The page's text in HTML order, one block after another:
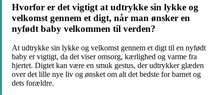
Hvorfor er det vigtigt at udtrykke sin lykke og
velkomst gennem et digt, når man ønsker en
nyfødt baby velkommen til verden?
At udtrykke sin lykke og velkomst gennem et digt til en nyfødt
baby er vigtigt, da det viser omsorg, kærlighed og varme fra
hjertet. Digtet kan være en smuk gestus, der udtrykker glæden
over det lille nye liv og ønsket om alt det bedste for barnet og
dets forældre.